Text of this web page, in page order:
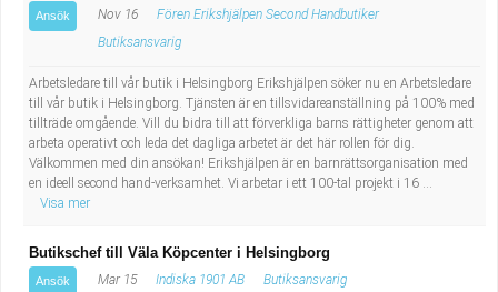
Ansök Nov 16
Fören Erikshjälpen Second Handbutiker
Butiksansvarig
Arbetsledare till vår butik i Helsingborg Erikshjälpen söker nu en Arbetsledare
till vår butik i Helsingborg. Tjänsten är en tillsvidareanställning på 100% med
tillträde omgående. Vill du bidra till att förverkliga barns rättigheter genom att
arbeta operativt och leda det dagliga arbetet är det här rollen för dig.
Välkommen med din ansökan! Erikshjälpen är en barnrättsorganisation med
en ideell second hand-verksamhet. Vi arbetar i ett 100-tal projekt i 16 ...
Visa mer
Butikschef till Väla Köpcenter i Helsingborg
Ansök Mar 15 Indiska 1901 AB Butiksansvarig